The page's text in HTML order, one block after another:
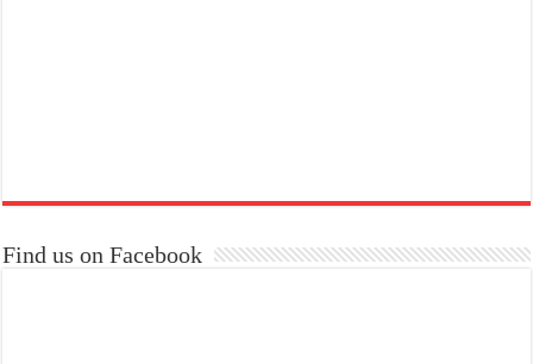
Find us on Facebook